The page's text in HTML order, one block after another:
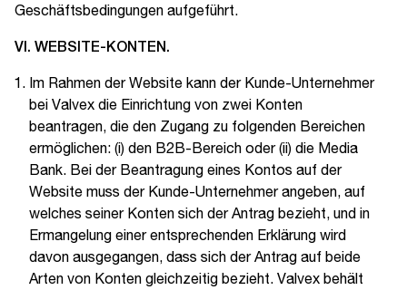
Geschäftsbedingungen aufgeführt.
VI. WEBSITE-KONTEN.
Im Rahmen der Website kann der Kunde-Unternehmer
bei Valvex die Einrichtung von zwei Konten
beantragen, die den Zugang zu folgenden Bereichen
ermöglichen: (i) den B2B-Bereich oder (ii) die Media
Bank. Bei der Beantragung eines Kontos auf der
Website muss der Kunde-Unternehmer angeben, auf
welches seiner Konten sich der Antrag bezieht, und in
Ermangelung einer entsprechenden Erklärung wird
davon ausgegangen, dass sich der Antrag auf beide
Arten von Konten gleichzeitig bezieht. Valvex behält